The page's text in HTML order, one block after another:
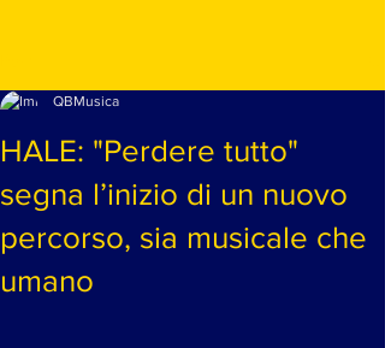
HALE: "Perdere tutto"
segna l’inizio di un nuovo
percorso, sia musicale che
umano
QBMusica